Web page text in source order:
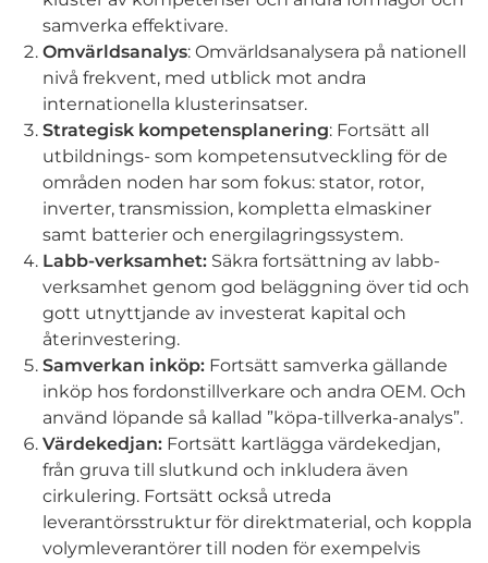
samverka effektivare.
Omvärldsanalys: Omvärldsanalysera på nationell
nivå frekvent, med utblick mot andra
internationella klusterinsatser.
Strategisk kompetensplanering: Fortsätt all
utbildnings- som kompetensutveckling för de
områden noden har som fokus: stator, rotor,
inverter, transmission, kompletta elmaskiner
samt batterier och energilagringssystem.
Labb-verksamhet: Säkra fortsättning av labb-
verksamhet genom god beläggning över tid och
gott utnyttjande av investerat kapital och
återinvestering.
Samverkan inköp: Fortsätt samverka gällande
inköp hos fordonstillverkare och andra OEM. Och
använd löpande så kallad ”köpa-tillverka-analys”.
Värdekedjan: Fortsätt kartlägga värdekedjan,
från gruva till slutkund och inkludera även
cirkulering. Fortsätt också utreda
leverantörsstruktur för direktmaterial, och koppla
volymleverantörer till noden för exempelvis